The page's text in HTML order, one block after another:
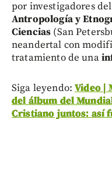
por investigadores
Antropología y
Ciencias (San
neandertal con
tratamiento de una
Siga leyendo:Video |
del álbum del
Cristiano juntos: así